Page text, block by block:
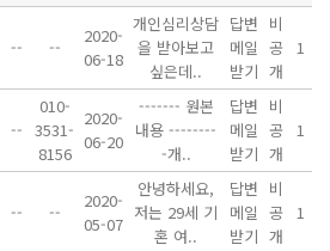
-- --
2020-
06-18
개인심리상담
을 받아보고
싶은데..
답변
메일
받기
비
공
개
1
--
010-
3531-
8156
2020-
06-20
------- 원본
내용 --------
-개..
답변
메일
받기
비
공
개
1
-- --
2020-
05-07
안녕하세요,
저는 29세 기
혼 여..
답변
메일
받기
비
공
개
1